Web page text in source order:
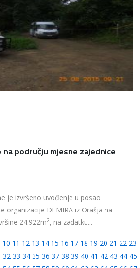
području mjesne zajednice
je izvršeno uvođenje u posao
organizacije DEMIRA iz Orašja na
24.922m2, na zadatku...
10 11 12 13 14 15 16 17 18 19 20 21 22 23
32 33 34 35 36 37 38 39 40 41 42 43 44 45